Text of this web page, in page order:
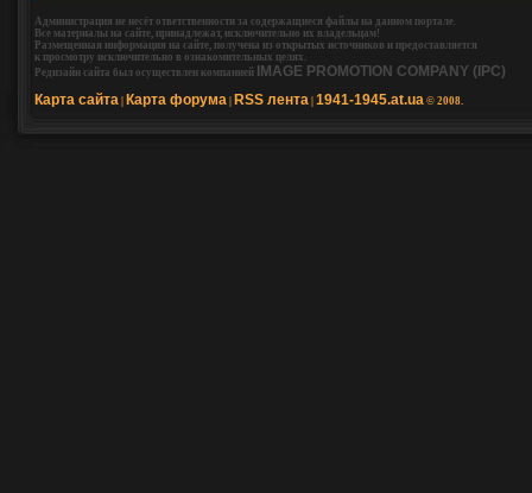
Администрация не несёт ответственности за содержащиеся файлы на данном портале.
Все материалы на сайте, принадлежат, исключительно их владельцам!
Размещенная информация на сайте, получена из открытых источников и предоставляется
к просмотру исключительно в ознакомительных целях.
Редизайн сайта был осуществлен компанией
IMAGE PROMOTION COMPANY (IPC)
Карта сайта Карта форума RSS лента 1941-1945.at.ua © 2008.